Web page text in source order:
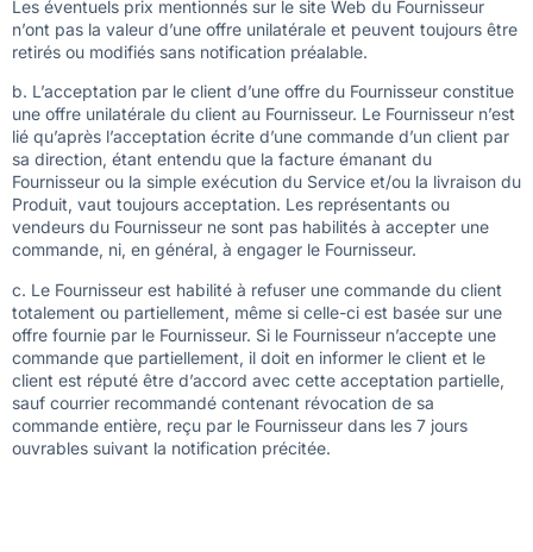
Les éventuels prix mentionnés sur le site Web du Fournisseur
n’ont pas la valeur d’une offre unilatérale et peuvent toujours être
retirés ou modifiés sans notification préalable.
b. L’acceptation par le client d’une offre du Fournisseur constitue
une offre unilatérale du client au Fournisseur. Le Fournisseur n’est
lié qu’après l’acceptation écrite d’une commande d’un client par
sa direction, étant entendu que la facture émanant du
Fournisseur ou la simple exécution du Service et/ou la livraison du
Produit, vaut toujours acceptation. Les représentants ou
vendeurs du Fournisseur ne sont pas habilités à accepter une
commande, ni, en général, à engager le Fournisseur.
c. Le Fournisseur est habilité à refuser une commande du client
totalement ou partiellement, même si celle-ci est basée sur une
offre fournie par le Fournisseur. Si le Fournisseur n’accepte une
commande que partiellement, il doit en informer le client et le
client est réputé être d’accord avec cette acceptation partielle,
sauf courrier recommandé contenant révocation de sa
commande entière, reçu par le Fournisseur dans les 7 jours
ouvrables suivant la notification précitée.